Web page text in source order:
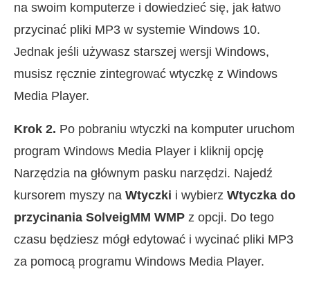
na swoim komputerze i dowiedzieć się, jak łatwo
przycinać pliki MP3 w systemie Windows 10.
Jednak jeśli używasz starszej wersji Windows,
musisz ręcznie zintegrować wtyczkę z Windows
Media Player.
Krok 2. Po pobraniu wtyczki na komputer uruchom
program Windows Media Player i kliknij opcję
Narzędzia na głównym pasku narzędzi. Najedź
kursorem myszy na Wtyczki i wybierz Wtyczka do
przycinania SolveigMM WMP z opcji. Do tego
czasu będziesz mógł edytować i wycinać pliki MP3
za pomocą programu Windows Media Player.